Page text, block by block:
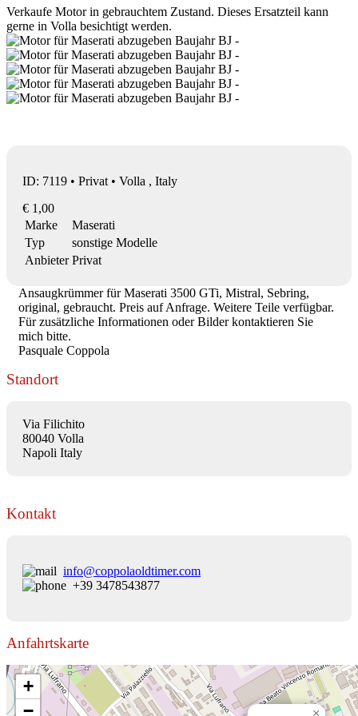
Verkaufe Motor in gebrauchtem Zustand. Dieses Ersatzteil kann
gerne in Volla besichtigt werden.
ID: 7119 • Privat • Volla , Italy
€ 1,00
Marke
Maserati
Typ
sonstige Modelle
Anbieter Privat
Ansaugkrümmer für Maserati 3500 GTi, Mistral, Sebring,
original, gebraucht. Preis auf Anfrage. Weitere Teile verfügbar.
Für zusätzliche Informationen oder Bilder kontaktieren Sie
mich bitte.
Pasquale Coppola
Standort
Via Filichito
80040 Volla
Napoli Italy
Kontakt
info@coppolaoldtimer.com
+39 3478543877
Anfahrtskarte
×
+
−